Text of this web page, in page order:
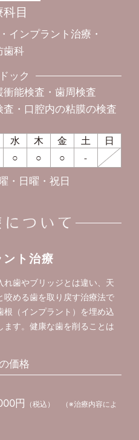
目
インプラント治療
歯科
ック
衝能検査
歯周検査
査 口腔内の粘膜の検査
水 木 金 土
日
○ ○ ○ -
・日曜・祝日
ト治療
れ歯やブリッジとは違い、天
める歯を取り戻す治療法で
（インプラント）を埋め込
す。健康な歯を削ることは
価格
円
（税込） （※治療内容によ